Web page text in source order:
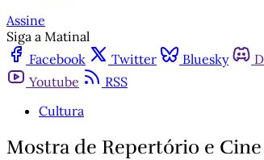
Assine
Siga a Matinal
Facebook
Twitter Bluesky
Youtube
RSS
Cultura
Mostra de Repertório e